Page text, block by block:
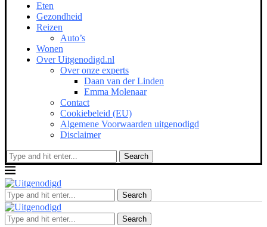
Eten
Gezondheid
Reizen
Auto’s
Wonen
Over Uitgenodigd.nl
Over onze experts
Daan van der Linden
Emma Molenaar
Contact
Cookiebeleid (EU)
Algemene Voorwaarden uitgenodigd
Disclaimer
Search
Search
Search